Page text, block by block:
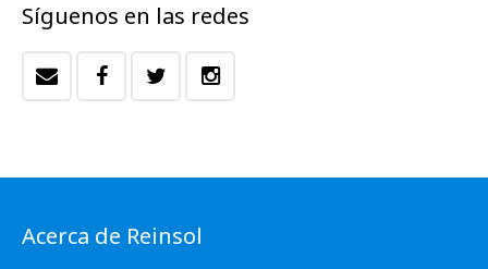
Síguenos en las redes
Acerca de Reinsol